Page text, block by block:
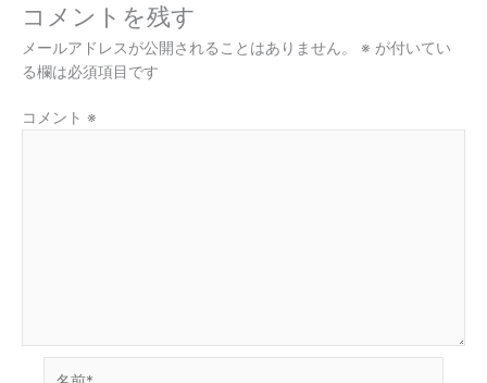
コメントを残す
メールアドレスが公開されることはありません。 ※ が付いてい
る欄は必須項目です
コメント ※